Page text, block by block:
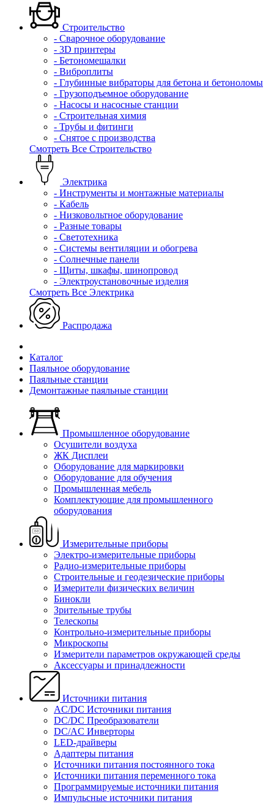
Строительство
- Сварочное оборудование
- 3D принтеры
- Бетономешалки
- Виброплиты
- Глубинные вибраторы для бетона и бетоноломы
- Грузоподъемное оборудование
- Насосы и насосные станции
- Строительная химия
- Трубы и фитинги
- Снятое с производства
Смотреть Все Строительство
Электрика
- Инструменты и монтажные материалы
- Кабель
- Низковольтное оборудование
- Разные товары
- Светотехника
- Системы вентиляции и обогрева
- Солнечные панели
- Щиты, шкафы, шинопровод
- Электроустановочные изделия
Смотреть Все Электрика
Распродажа
Каталог
Паяльное оборудование
Паяльные станции
Демонтажные паяльные станции
Промышленное оборудование
Осушители воздуха
ЖК Дисплеи
Оборудование для маркировки
Оборудование для обучения
Промышленная мебель
Комплектующие для промышленного
оборудования
Измерительные приборы
Электро-измерительные приборы
Радио-измерительные приборы
Строительные и геодезические приборы
Измерители физических величин
Бинокли
Зрительные трубы
Телескопы
Контрольно-измерительные приборы
Микроскопы
Измерители параметров окружающей среды
Аксессуары и принадлежности
Источники питания
AC/DC Источники питания
DC/DC Преобразователи
DC/AC Инверторы
LED-драйверы
Адаптеры питания
Источники питания постоянного тока
Источники питания переменного тока
Программируемые источники питания
Импульсные источники питания